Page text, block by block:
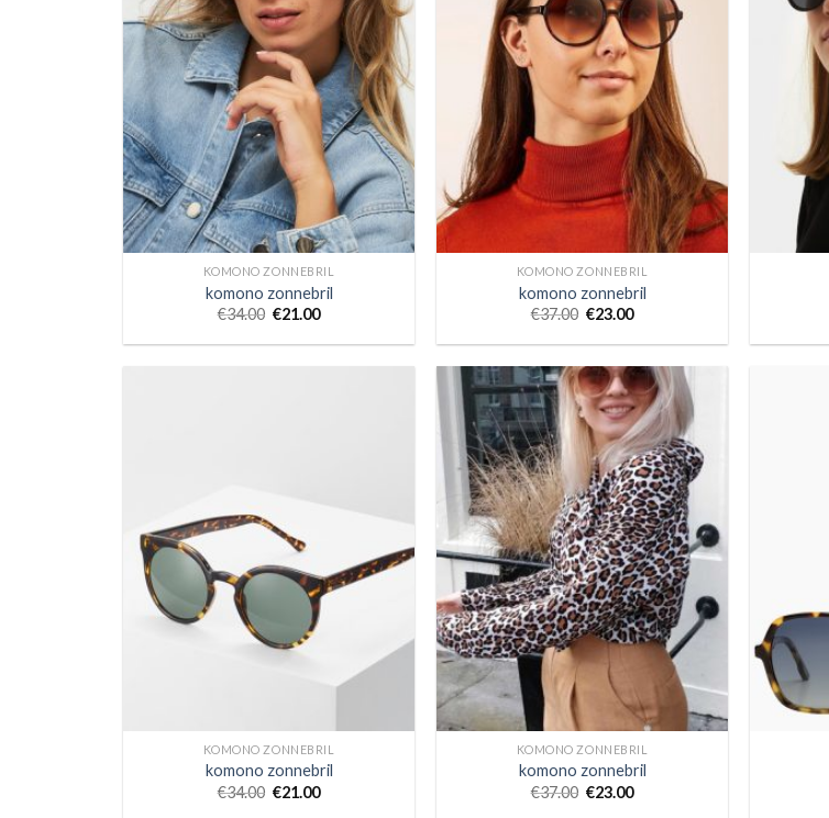
KOMONO ZONNEBRIL
komono zonnebril
€34.00 €21.00
KOMONO ZONNEBRIL
komono zonnebril
€37.00 €23.00
KOMONO ZONNEBRIL
komono zonnebril
€34.00 €21.00
KOMONO ZONNEBRIL
komono zonnebril
€37.00 €23.00